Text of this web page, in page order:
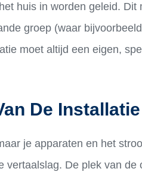
huis in worden geleid. Dit
groep (waar
moet altijd een eigen,
De Installatie
je apparaten en het
vertaalslag. De plek van de